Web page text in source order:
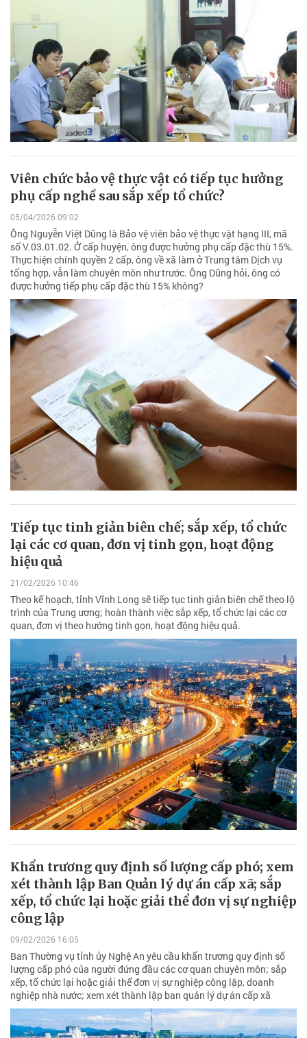
Viên chức bảo vệ thực vật có tiếp tục hưởng
phụ cấp nghề sau sắp xếp tổ chức?
05/04/2026 09:02
Ông Nguyễn Việt Dũng là Bảo vệ viên bảo vệ thực vật hạng III, mã
số V.03.01.02. Ở cấp huyện, ông được hưởng phụ cấp đặc thù 15%.
Thực hiện chính quyền 2 cấp, ông về xã làm ở Trung tâm Dịch vụ
tổng hợp, vẫn làm chuyên môn như trước. Ông Dũng hỏi, ông có
được hưởng tiếp phụ cấp đặc thù 15% không?
Tiếp tục tinh giản biên chế; sắp xếp, tổ chức
lại các cơ quan, đơn vị tinh gọn, hoạt động
hiệu quả
21/02/2026 10:46
Theo kế hoạch, tỉnh Vĩnh Long sẽ tiếp tục tinh giản biên chế theo lộ
trình của Trung ương; hoàn thành việc sắp xếp, tổ chức lại các cơ
quan, đơn vị theo hướng tinh gọn, hoạt động hiệu quả.
Khẩn trương quy định số lượng cấp phó; xem
xét thành lập Ban Quản lý dự án cấp xã; sắp
xếp, tổ chức lại hoặc giải thể đơn vị sự nghiệp
công lập
09/02/2026 16:05
Ban Thường vụ tỉnh ủy Nghệ An yêu cầu khẩn trương quy định số
lượng cấp phó của người đứng đầu các cơ quan chuyên môn; sắp
xếp, tổ chức lại hoặc giải thể đơn vị sự nghiệp công lập, doanh
nghiệp nhà nước; xem xét thành lập ban quản lý dự án cấp xã